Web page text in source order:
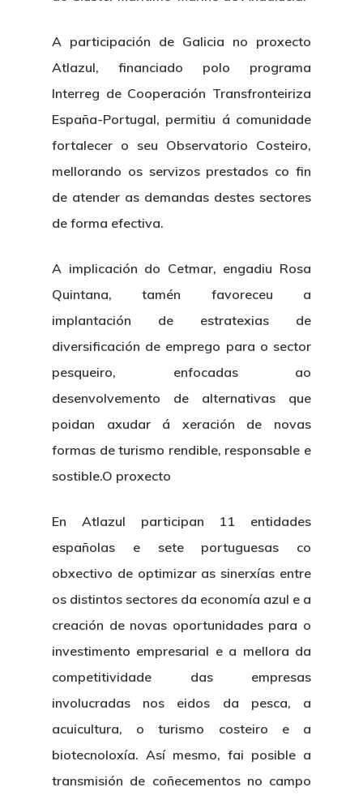
A participación de Galicia no proxecto
Atlazul, financiado polo programa
Interreg de Cooperación Transfronteiriza
España-Portugal, permitiu á comunidade
fortalecer o seu Observatorio Costeiro,
mellorando os servizos prestados co fin
de atender as demandas destes sectores
de forma efectiva.
A implicación do Cetmar, engadiu Rosa
Quintana, tamén favoreceu a
implantación de estratexias de
diversificación de emprego para o sector
pesqueiro, enfocadas ao
desenvolvemento de alternativas que
poidan axudar á xeración de novas
formas de turismo rendible, responsable e
sostible.O proxecto
En Atlazul participan 11 entidades
españolas e sete portuguesas co
obxectivo de optimizar as sinerxías entre
os distintos sectores da economía azul e a
creación de novas oportunidades para o
investimento empresarial e a mellora da
competitividade das empresas
involucradas nos eidos da pesca, a
acuicultura, o turismo costeiro e a
biotecnoloxía. Así mesmo, fai posible a
transmisión de coñecementos no campo
About Us
Organization